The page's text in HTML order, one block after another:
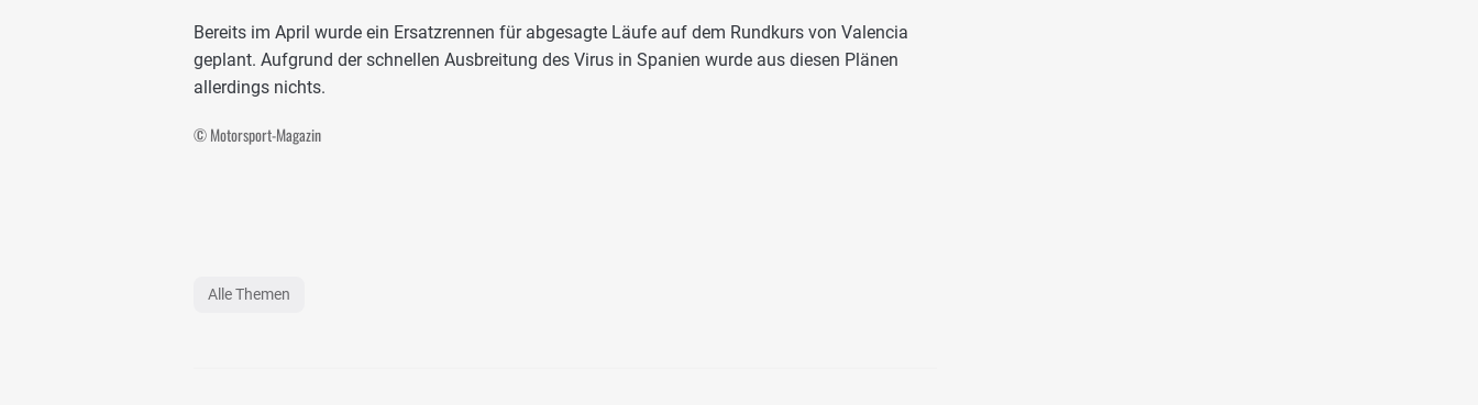
Bereits im April wurde ein Ersatzrennen für abgesagte Läufe auf dem Rundkurs von Valencia
geplant. Aufgrund der schnellen Ausbreitung des Virus in Spanien wurde aus diesen Plänen
allerdings nichts.
© Motorsport-Magazin
Alle Themen